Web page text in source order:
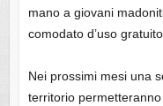
mano a giovani
comodato d’uso gratuito.
Nei prossimi mesi una
territorio